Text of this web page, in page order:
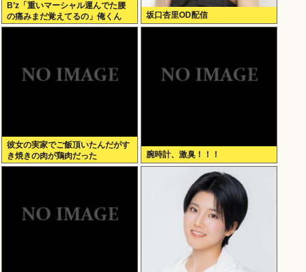
B’z「重いマーシャル運んでた腰
の痛みまだ覚えてるの」俺くん
「マーシャルって何？ 」
坂口杏里OD配信
彼女の実家でご飯頂いたんだがす
き焼きの肉が鶏肉だった
腕時計、激臭！！！